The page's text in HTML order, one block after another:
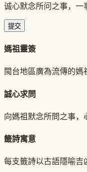
诚心默念所问之事，一
提交
媽祖靈簽
閩台地區廣為流傳的媽
誠心求問
向媽祖默念所問之事，
籤詩寓意
每支籤詩以古語隱喻吉